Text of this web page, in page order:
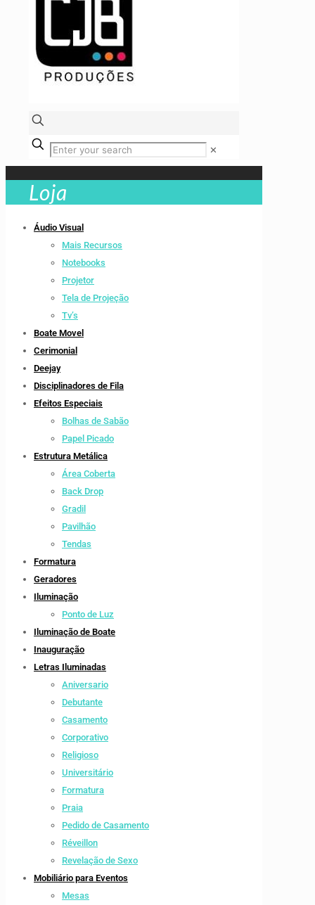
✕
Loja
Áudio Visual
Mais Recursos
Notebooks
Projetor
Tela de Projeção
Tv’s
Boate Movel
Cerimonial
Deejay
Disciplinadores de Fila
Efeitos Especiais
Bolhas de Sabão
Papel Picado
Estrutura Metálica
Área Coberta
Back Drop
Gradil
Pavilhão
Tendas
Formatura
Geradores
Iluminação
Ponto de Luz
Iluminação de Boate
Inauguração
Letras Iluminadas
Aniversario
Debutante
Casamento
Corporativo
Religioso
Universitário
Formatura
Praia
Pedido de Casamento
Réveillon
Revelação de Sexo
Mobiliário para Eventos
Mesas